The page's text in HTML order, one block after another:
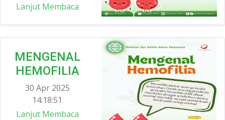
Lanjut Membaca
MENGENAL
HEMOFILIA
30 Apr 2025
14:18:51
Lanjut Membaca